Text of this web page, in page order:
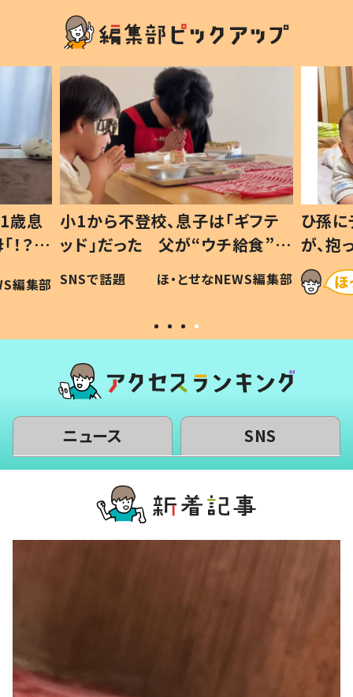
歳息
？」
編集部
小1から不登校、息子は「ギフテ
ッド」だった 父が“ウチ給食”を
作り続ける理由とは #令和の親
#令和の子
SNSで話題 ほ・とせなNEWS編集部
ひ孫
が、
「涙が
い」
ニュース SNS